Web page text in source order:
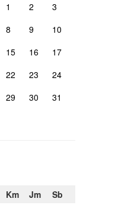
1
2
3
8 9
10
15 16
17
22 23
24
29 30 31
Km Jm
Sb